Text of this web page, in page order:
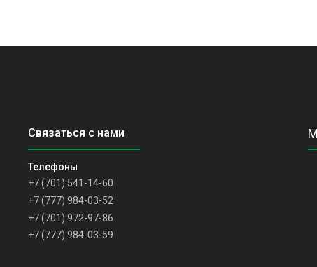
+7 (701) 541-14-60
+7 (777) 984-03-52
+7 (701) 972-97-86
+7 (777) 984-03-59